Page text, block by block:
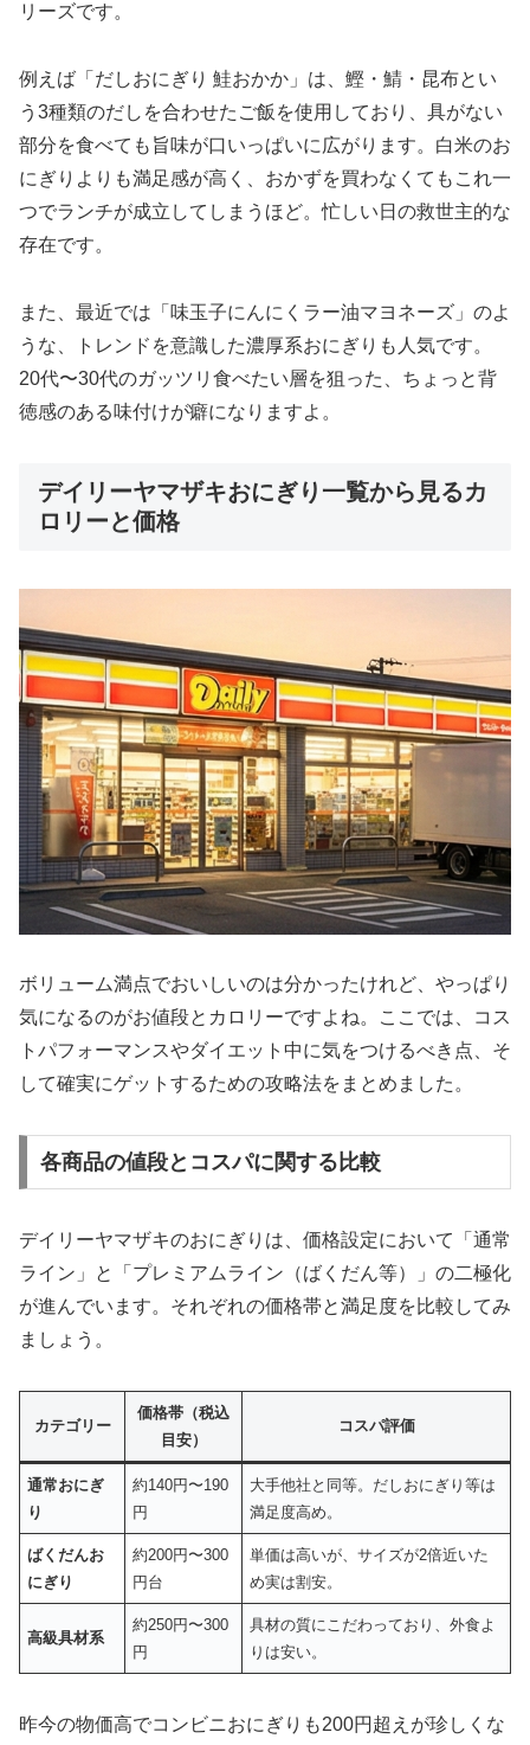
リーズです。
例えば「だしおにぎり 鮭おかか」は、鰹・鯖・昆布とい
う3種類のだしを合わせたご飯を使用しており、具がない
部分を食べても旨味が口いっぱいに広がります。白米のお
にぎりよりも満足感が高く、おかずを買わなくてもこれ一
つでランチが成立してしまうほど。忙しい日の救世主的な
存在です。
また、最近では「味玉子にんにくラー油マヨネーズ」のよ
うな、トレンドを意識した濃厚系おにぎりも人気です。
20代〜30代のガッツリ食べたい層を狙った、ちょっと背
徳感のある味付けが癖になりますよ。
デイリーヤマザキおにぎり一覧から見るカ
ロリーと価格
ボリューム満点でおいしいのは分かったけれど、やっぱり
気になるのがお値段とカロリーですよね。ここでは、コス
トパフォーマンスやダイエット中に気をつけるべき点、そ
して確実にゲットするための攻略法をまとめました。
各商品の値段とコスパに関する比較
デイリーヤマザキのおにぎりは、価格設定において「通常
ライン」と「プレミアムライン（ばくだん等）」の二極化
が進んでいます。それぞれの価格帯と満足度を比較してみ
ましょう。
カテゴリー
価格帯（税込
目安）
コスパ評価
通常おにぎ
り
約140円〜190
円
大手他社と同等。だしおにぎり等は
満足度高め。
ばくだんお
にぎり
約200円〜300
円台
単価は高いが、サイズが2倍近いた
め実は割安。
高級具材系
約250円〜300
円
具材の質にこだわっており、外食よ
りは安い。
昨今の物価高でコンビニおにぎりも200円超えが珍しくな